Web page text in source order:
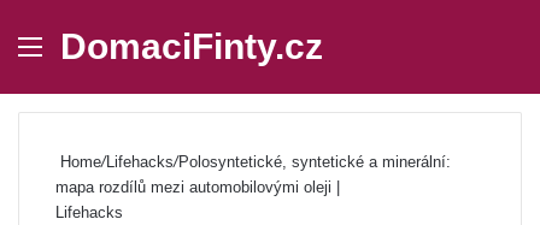
Menu
DomaciFinty.cz
Home/Lifehacks/Polosyntetické, syntetické a minerální:
mapa rozdílů mezi automobilovými oleji |
Lifehacks